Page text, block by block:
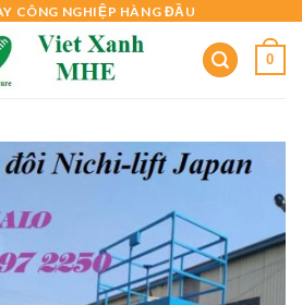
CÔNG NGHIỆP HÀNG ĐẦU
0